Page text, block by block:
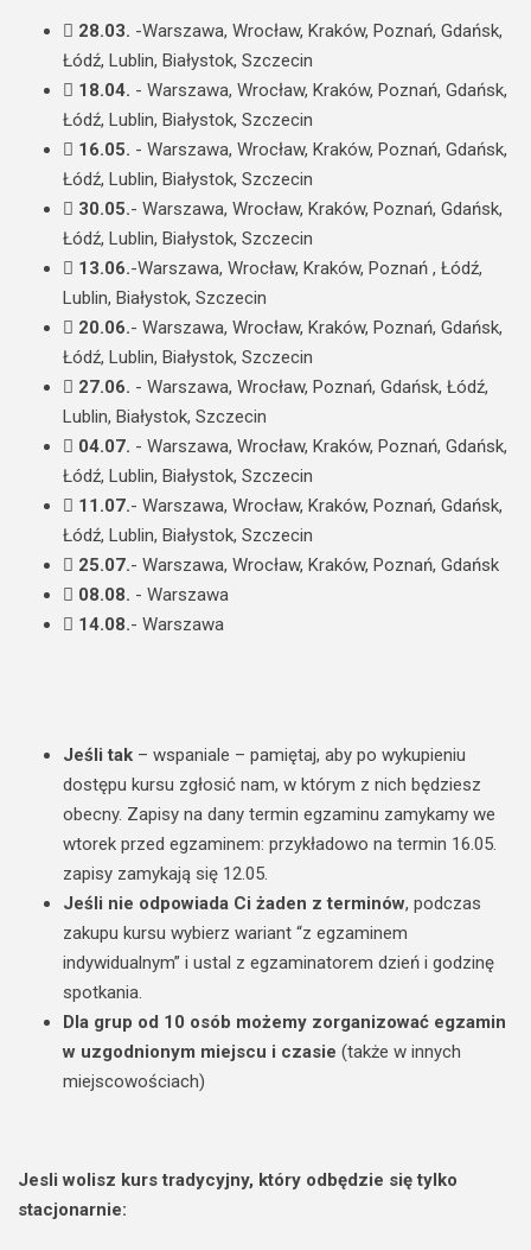
28.03. -Warszawa, Wrocław, Kraków, Poznań, Gdańsk,
Łódź, Lublin, Białystok, Szczecin
18.04. - Warszawa, Wrocław, Kraków, Poznań, Gdańsk,
Łódź, Lublin, Białystok, Szczecin
16.05. - Warszawa, Wrocław, Kraków, Poznań, Gdańsk,
Łódź, Lublin, Białystok, Szczecin
30.05.- Warszawa, Wrocław, Kraków, Poznań, Gdańsk,
Łódź, Lublin, Białystok, Szczecin
13.06.-Warszawa, Wrocław, Kraków, Poznań , Łódź,
Lublin, Białystok, Szczecin
20.06.- Warszawa, Wrocław, Kraków, Poznań, Gdańsk,
Łódź, Lublin, Białystok, Szczecin
27.06. - Warszawa, Wrocław, Poznań, Gdańsk, Łódź,
Lublin, Białystok, Szczecin
04.07. - Warszawa, Wrocław, Kraków, Poznań, Gdańsk,
Łódź, Lublin, Białystok, Szczecin
11.07.- Warszawa, Wrocław, Kraków, Poznań, Gdańsk,
Łódź, Lublin, Białystok, Szczecin
25.07.- Warszawa, Wrocław, Kraków, Poznań, Gdańsk
08.08. - Warszawa
14.08.- Warszawa
Jeśli tak– wspaniale – pamiętaj, aby po wykupieniu
dostępu kursu zgłosić nam, w którym z nich będziesz
obecny. Zapisy na dany termin egzaminu zamykamy we
wtorek przed egzaminem: przykładowo na termin 16.05.
zapisy zamykają się 12.05.
Jeśli nie odpowiada Ci żaden z terminów, podczas
zakupu kursu wybierz wariant “z egzaminem
indywidualnym” i ustal z egzaminatorem dzień i godzinę
spotkania.
Dla grup od 10 osób możemy zorganizować egzamin
w uzgodnionym miejscu i czasie (także w innych
miejscowościach)
Jesli wolisz kurs tradycyjny, który odbędzie się tylko
stacjonarnie: